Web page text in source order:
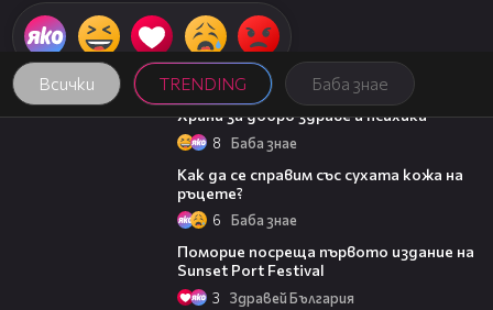
Всички TRENDING Баба знае
01:27
Храни за добро здраве и психика
8 Баба знае
Как да се справим със сухата кожа на
ръцете?
6 Баба знае
Поморие посреща първото издание на
Sunset Port Festival
3 Здравей България